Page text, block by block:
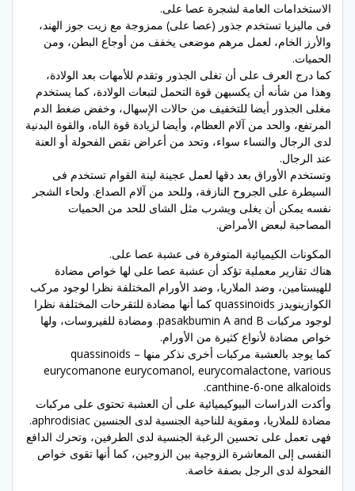
الاستخدامات العامة لشجرة عصا على.
فى ماليزيا تستخدم جذور (عصا على) ممزوجة مع زيت جوز الهند،
والأرز الخام، لعمل مرهم موضعى يخفف من أوجاع البطن، ومن
الحميات.
كما درج العرف على أن تغلى الجذور وتقدم للأمهات بعد الولادة،
وهذا من شأنه أن يكسبهن قوة التحمل لتبعات الولادة، كما يستخدم
مغلى الجذور أيضا للتخفيف من حالات الإسهال، وخفض ضغط الدم
المرتفع، والحد من آلام العظام، وأيضا لزيادة قوة الباه، والقوة البدنية
لدى الرجال والنساء سواء، وتحد من أعراض نقص الفحولة أو العنة
عند الرجال.
وتستخدم الأوراق بعد دقها لعمل عجينة لينة القوام تستخدم فى
السيطرة على الجروح النازفة، وللحد من آلام الصداع. ولحاء الشجر
نفسه يمكن أن يغلى ويشرب مثل الشاى للحد من الحميات
المصاحبة لبعض الأمراض.
المكونات الكيميائية المتوفرة فى عشبة عصا على.
هناك تقارير معملية تؤكد أن عشبة عصا على لها خواص مضادة
للهيستامين، وضد الملاريا، وضد الأورام المختلفة نظرا لوجود مركب
الكوازينويدز quassinoids كما أنها مضادة للتقرحات المختلفة نظرا
لوجود مركبات pasakbumin A and B. ومضادة للفيروسات، ولها
خواص مضادة لأنواع كثيرة من الأورام.
كما يوجد بالعشبة مركبات أخرى نذكر منها quassinoids –
eurycomanone eurycomanol, eurycomalactone, various
canthine-6-one alkaloids.
وأكدت الدراسات البيوكيميائية على أن العشبة تحتوى على مركبات
مضادة للملاريا، ومقوية للناحية الجنسية لدى الجنسين aphrodisiac.
فهى تعمل على تحسين الرغبة الجنسية لدى الطرفين، وتحرك الدافع
النفسى إلى المعاشرة الزوجية بين الزوجين، كما أنها تقوى خواص
الفحولة لدى الرجل بصفة خاصة.